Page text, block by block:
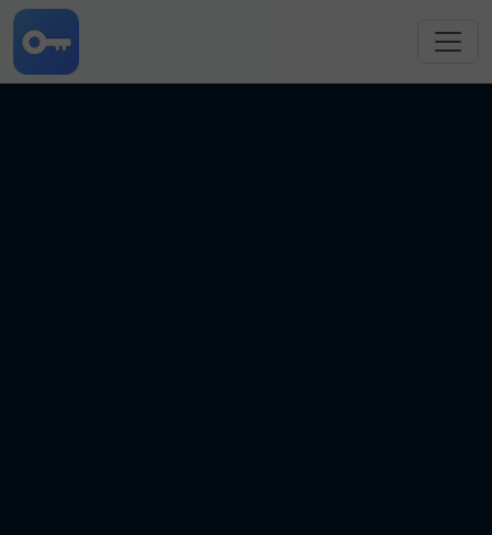
跳转到主要内容